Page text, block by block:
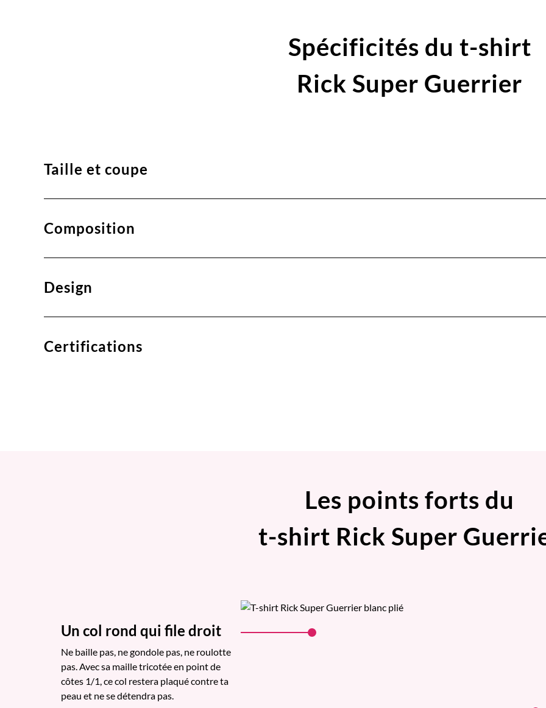
Spécificités du t-shirt
Rick Super Guerrier
Taille et coupe
Composition
Design
Certifications
Les points forts du
t-shirt Rick Super
Un col rond qui file droit
Ne baille pas, ne gondole pas, ne roulotte
pas. Avec sa maille tricotée en point de
côtes 1/1, ce col restera plaqué contre ta
peau et ne se détendra pas.